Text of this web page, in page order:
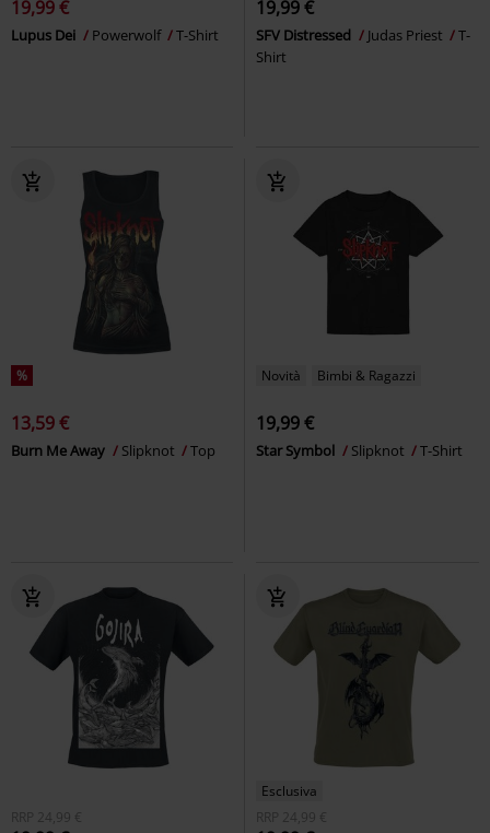
19,99 €
Lupus Dei Powerwolf T-Shirt
19,99 €
SFV Distressed Judas Priest
T-
Shirt
%
13,59 €
Burn Me Away Slipknot Top
Novità Bimbi & Ragazzi
19,99 €
Star Symbol Slipknot T-Shirt
RRP 24,99 €
Esclusiva
RRP
24,99 €